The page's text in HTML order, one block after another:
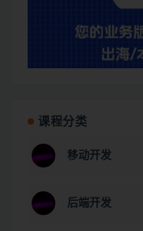
课程分类
移动开发
后端开发